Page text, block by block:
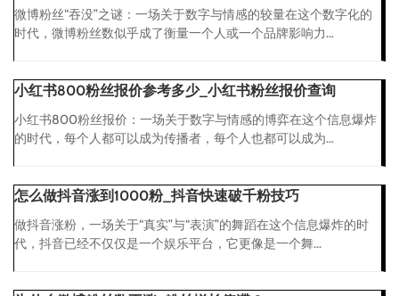
微博粉丝“吞没”之谜：一场关于数字与情感的较量在这个数字化的
时代，微博粉丝数似乎成了衡量一个人或一个品牌影响力...
小红书800粉丝报价参考多少_小红书粉丝报价查询
小红书800粉丝报价：一场关于数字与情感的博弈在这个信息爆炸
的时代，每个人都可以成为传播者，每个人也都可以成为...
怎么做抖音涨到1000粉_抖音快速破千粉技巧
做抖音涨粉，一场关于“真实”与“表演”的舞蹈在这个信息爆炸的时
代，抖音已经不仅仅是一个娱乐平台，它更像是一个舞...